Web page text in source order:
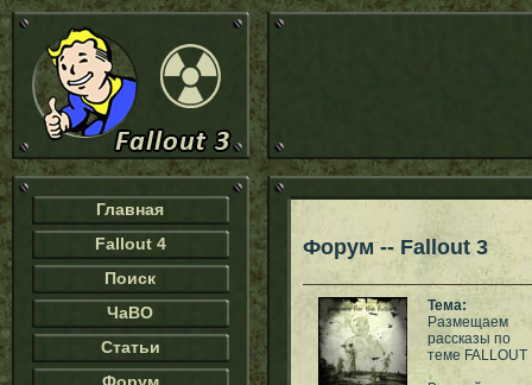
Главная
Fallout 4
Поиск
ЧаВО
Статьи
Форум -- Fallout 3
Тема:
Размещаем
рассказы по
теме FALLOUT